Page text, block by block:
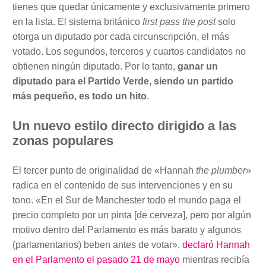
tienes que quedar únicamente y exclusivamente primero
en la lista. El sistema británico first pass the postsolo
otorga un diputado por cada circunscripción, el más
votado. Los segundos, terceros y cuartos candidatos no
obtienen ningún diputado. Por lo tanto, ganar un
diputado para el Partido Verde, siendo un partido
más pequeño, es todo un hito.
Un nuevo estilo directo dirigido a las
zonas populares
El tercer punto de originalidad de «Hannah the plumber»
radica en el contenido de sus intervenciones y en su
tono. «En el Sur de Manchester todo el mundo paga el
precio completo por un pinta [de cerveza], pero por algún
motivo dentro del Parlamento es más barato y algunos
(parlamentarios) beben antes de votar», declaró Hannah
en el Parlamento el pasado 21 de mayo mientras recibía